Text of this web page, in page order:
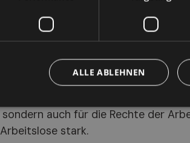
arbeitete an religiösen
versetzt, wo er sich nicht
auch für die Rechte der
stark.
ALLE ABLEHNEN